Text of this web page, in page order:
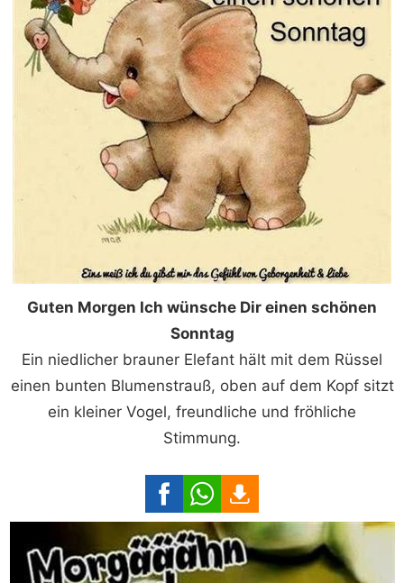
Guten Morgen Ich wünsche Dir einen schönen
Sonntag
Ein niedlicher brauner Elefant hält mit dem Rüssel
einen bunten Blumenstrauß, oben auf dem Kopf sitzt
ein kleiner Vogel, freundliche und fröhliche
Stimmung.